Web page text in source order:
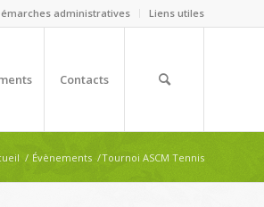
administratives Liens utiles
Contacts
/ Évènements /Tournoi ASCM Tennis